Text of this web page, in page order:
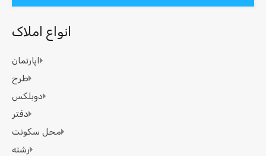
انواع املاک
اپارتمان
طرح
دوبلکس
دفتر
محل سکونت
رشته